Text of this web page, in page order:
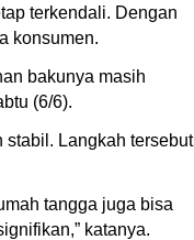
terkendali. Dengan
konsumen.
bakunya masih
(6/6).
stabil. Langkah tersebut
tangga juga bisa
katanya.